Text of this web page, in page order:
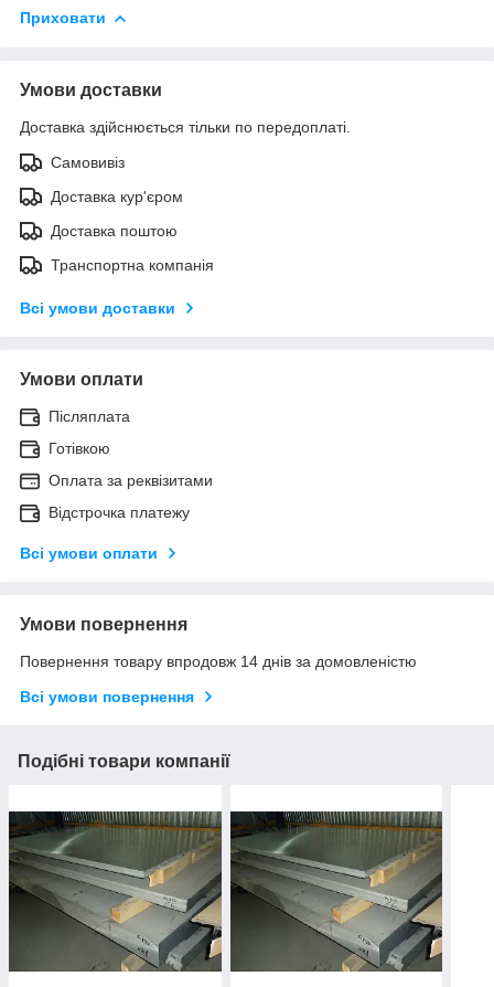
Приховати
Умови доставки
Доставка здійснюється тільки по передоплаті.
Самовивіз
Доставка кур'єром
Доставка поштою
Транспортна компанія
Всі умови доставки
Умови оплати
Післяплата
Готівкою
Оплата за реквізитами
Відстрочка платежу
Всі умови оплати
Умови повернення
Повернення товару впродовж 14 днів за домовленістю
Всі умови повернення
Подібні товари компанії